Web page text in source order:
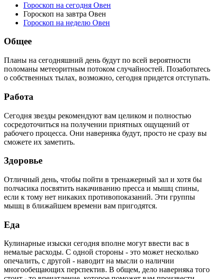
Гороскоп на сегодня Овен
Гороскоп на завтра Овен
Гороскоп на неделю Овен
Общее
Планы на сегодняшний день будут по всей вероятности
поломаны метеоритным потоком случайностей. Позаботьтесь
о собственных тылах, возможно, сегодня придется отступать.
Работа
Сегодня звезды рекомендуют вам целиком и полностью
сосредоточиться на получении приятных ощущений от
рабочего процесса. Они наверняка будут, просто не сразу вы
сможете их заметить.
Здоровье
Отличный день, чтобы пойти в тренажерный зал и хотя бы
полчасика посвятить накачиванию пресса и мышц спины,
если к тому нет никаких противопоказаний. Эти группы
мышц в ближайшем времени вам пригодятся.
Еда
Кулинарные изыски сегодня вполне могут ввести вас в
немалые расходы. С одной стороны - это может несколько
опечалить, с другой - наводит на мысли о наличии
многообещающих перспектив. В общем, дело наверняка того